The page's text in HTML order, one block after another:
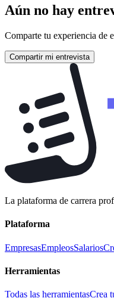
Aún no hay
Comparte tu experiencia de
Compartir mi entrevista
La plataforma de carrera
Plataforma
EmpresasEmpleosSalarios
Herramientas
Todas las herramientasCrea